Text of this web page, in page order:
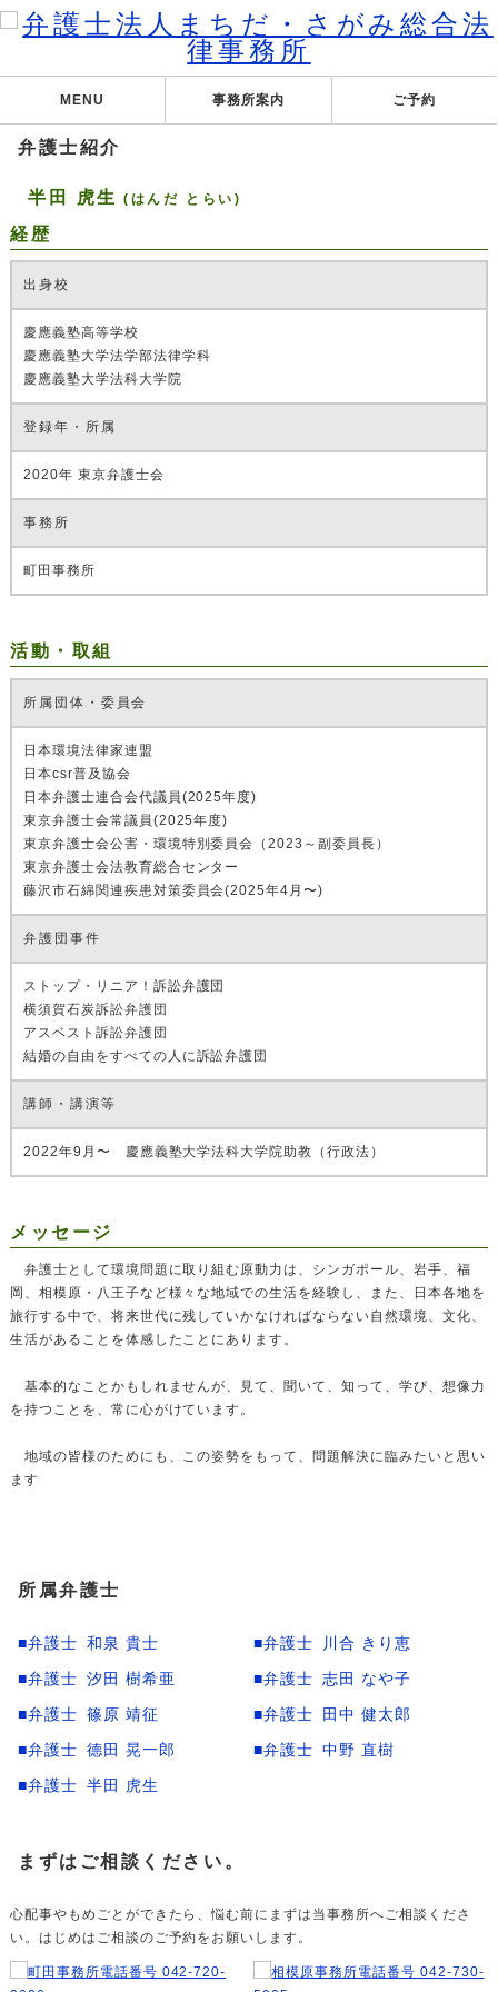
MENU 事務所案内 ご予約
弁護士紹介
半田 虎生 (はんだ とらい)
経歴
出身校
慶應義塾高等学校
慶應義塾大学法学部法律学科
慶應義塾大学法科大学院
登録年・所属
2020年 東京弁護士会
事務所
町田事務所
活動・取組
所属団体・委員会
日本環境法律家連盟
日本csr普及協会
日本弁護士連合会代議員(2025年度)
東京弁護士会常議員(2025年度)
東京弁護士会公害・環境特別委員会（2023～副委員長）
東京弁護士会法教育総合センター
藤沢市石綿関連疾患対策委員会(2025年4月〜)
弁護団事件
ストップ・リニア！訴訟弁護団
横須賀石炭訴訟弁護団
アスベスト訴訟弁護団
結婚の自由をすべての人に訴訟弁護団
講師・講演等
2022年9月〜 慶應義塾大学法科大学院助教（行政法）
メッセージ
弁護士として環境問題に取り組む原動力は、シンガポール、岩手、福
岡、相模原・八王子など様々な地域での生活を経験し、また、日本各地を
旅行する中で、将来世代に残していかなければならない自然環境、文化、
生活があることを体感したことにあります。
基本的なことかもしれませんが、見て、聞いて、知って、学び、想像力
を持つことを、常に心がけています。
地域の皆様のためにも、この姿勢をもって、問題解決に臨みたいと思い
ます
所属弁護士
和泉 貴士
川合 きり恵
汐田 樹希亜
志田 なや子
篠原 靖征
田中 健太郎
德田 晃一郎
中野 直樹
半田 虎生
まずはご相談ください。
心配事やもめごとができたら、悩む前にまずは当事務所へご相談くださ
い。はじめはご相談のご予約をお願いします。